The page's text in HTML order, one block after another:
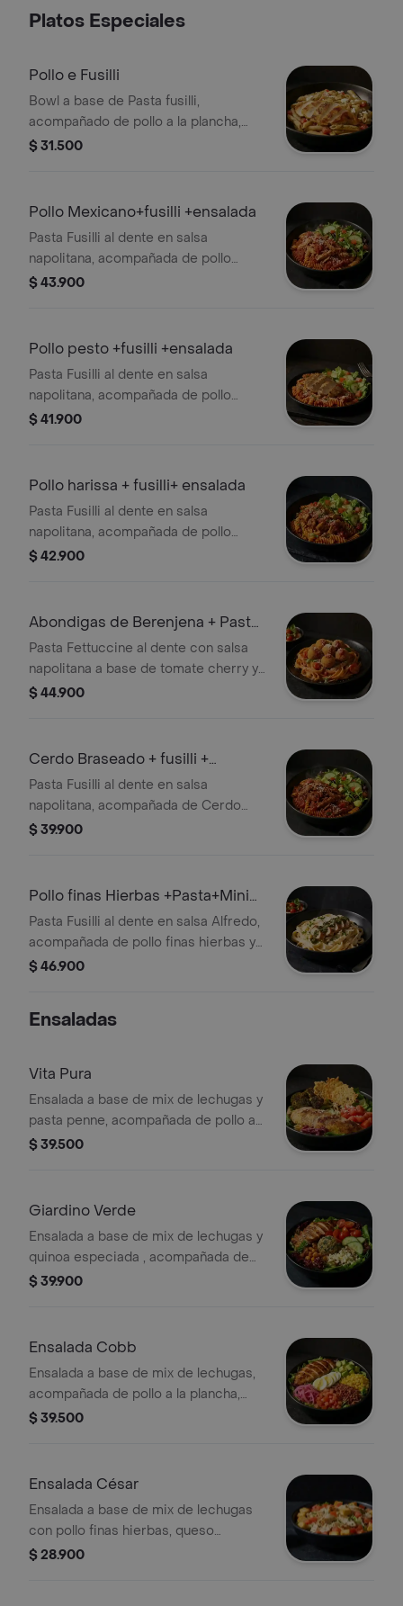
Platos Especiales
Pollo e Fusilli
Bowl a base de Pasta fusilli,
acompañado de pollo a la plancha,
pesto, tomate chonto y queso feta.
$ 31.500
⁠Pollo Mexicano+fusilli +ensalada
Pasta Fusilli al dente en salsa
napolitana, acompañada de pollo
Mexicano y ensalda con lechuga,
$ 43.900
Pollo pesto +fusilli +ensalada
Pasta Fusilli al dente en salsa
napolitana, acompañada de pollo
Parrillado con pesto y ensalda con
$ 41.900
Pollo harissa + fusilli+ ensalada
Pasta Fusilli al dente en salsa
napolitana, acompañada de pollo
harissa y ensalda con lechuga, tomate
$ 42.900
Abondigas de Berenjena + Pasta
+Caprese
Pasta Fettuccine al dente con salsa
napolitana a base de tomate cherry y
albahaca, acompañada de albóndigas
$ 44.900
Cerdo Braseado + fusilli +
ensalada
Pasta Fusilli al dente en salsa
napolitana, acompañada de Cerdo
Braseado y ensalda con lechuga,
$ 39.900
Pollo finas Hierbas +Pasta+Mini
Caprese
Pasta Fusilli al dente en salsa Alfredo,
acompañada de pollo finas hierbas y
mini caprese con burrata, tomate
$ 46.900
Ensaladas
Vita Pura
Ensalada a base de mix de lechugas y
pasta penne, acompañada de pollo a
la plancha, brócoli rostizado, tomate
$ 39.500
Giardino Verde
Ensalada a base de mix de lechugas y
quinoa especiada , acompañada de
pollo a la plancha, tomate cherry,
con vinagreta Mediterránea.
$ 39.900
Ensalada Cobb
Ensalada a base de mix de lechugas,
acompañada de pollo a la plancha,
tomate chonto, huevo duro, tocineta,
Recomendada con vinagreta
$ 39.500
Ensalada César
Ensalada a base de mix de lechugas
con pollo finas hierbas, queso
parmesano, tomate, crutones y
$ 28.900